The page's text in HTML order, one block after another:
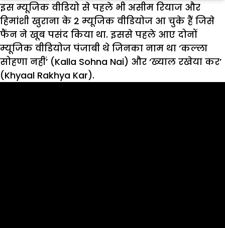
इस म्यूजिक वीडियो से पहले भी असीम रियाज और
हिमांशी खुराना के 2 म्यूजिक वीडियोज आ चुके हैं जिसे
फैंन ने खूब पसंद किया था. इससे पहले आए दोनों
म्यूजिक वीडियोज पंजाबी थे जिनका नाम था ‘कल्ला
सोहणा नहीं’ (Kalla Sohna Nai) और ‘ख्याल रखेया कर’
(Khyaal Rakhya Kar).